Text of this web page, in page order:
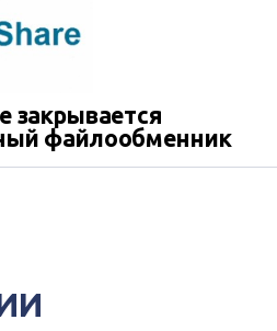
закрывается
файлообменник